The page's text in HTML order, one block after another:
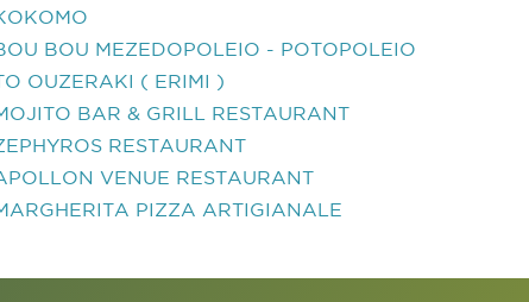
BOU MEZEDOPOLEIO - POTOPOLEIO
OUZERAKI ( ERIMI )
BAR & GRILL RESTAURANT
RESTAURANT
VENUE RESTAURANT
PIZZA ARTIGIANALE